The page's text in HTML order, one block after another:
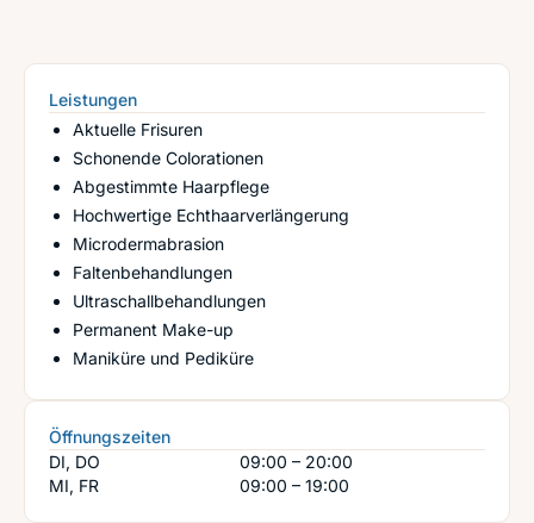
Leistungen
Aktuelle Frisuren
Schonende Colorationen
Abgestimmte Haarpflege
Hochwertige Echthaarverlängerung
Microdermabrasion
Faltenbehandlungen
Ultraschallbehandlungen
Permanent Make-up
Maniküre und Pediküre
Öffnungszeiten
DI, DO
09:00 – 20:00
MI, FR
09:00 – 19:00